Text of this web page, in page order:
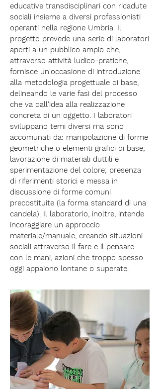
educative transdisciplinari con ricadute
sociali insieme a diversi professionisti
operanti nella regione Umbria. Il
progetto prevede una serie di laboratori
aperti a un pubblico ampio che,
attraverso attività ludico-pratiche,
fornisce un'occasione di introduzione
alla metodologia progettuale di base,
delineando le varie fasi del processo
che va dall'idea alla realizzazione
concreta di un oggetto. I laboratori
sviluppano temi diversi ma sono
accomunati da: manipolazione di forme
geometriche o elementi grafici di base;
lavorazione di materiali duttili e
sperimentazione del colore; presenza
di riferimenti storici e messa in
discussione di forme comuni
precostituite (la forma standard di una
candela). Il laboratorio, inoltre, intende
incoraggiare un approccio
materiale/manuale, creando situazioni
sociali attraverso il fare e il pensare
con le mani, azioni che troppo spesso
oggi appaiono lontane o superate.